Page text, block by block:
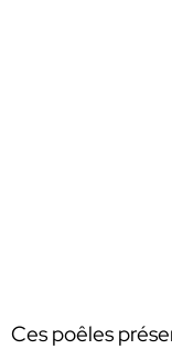
Ces poêles